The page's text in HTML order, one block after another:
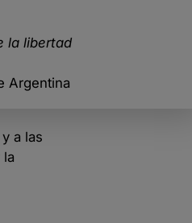
la libertad
Argentina
y a las